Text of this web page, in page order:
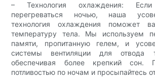
– Технология охлаждения:
перегреваться ночью, наша
технология охлаждения поможет
температуру тела. Мы используем
памяти, пропитанную гелем, и
системы вентиляции для отвода
обеспечивая более крепкий сон.
потливостью по ночам и просыпайтесь